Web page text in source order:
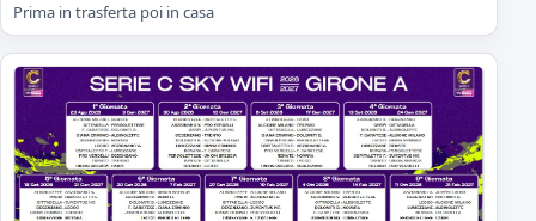
Prima in trasferta poi in casa